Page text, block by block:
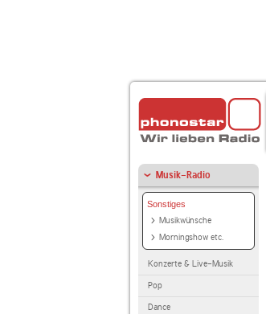
Musik-Radio
Sonstiges
Musikwünsche
Morningshow etc.
Konzerte & Live-Musik
Pop
Dance